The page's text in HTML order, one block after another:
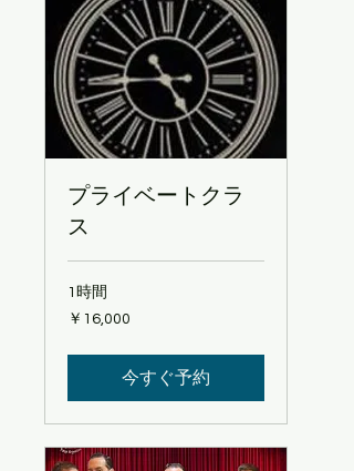
プライベートクラ
ス
1時間
16,000
円
￥16,000
今すぐ予約